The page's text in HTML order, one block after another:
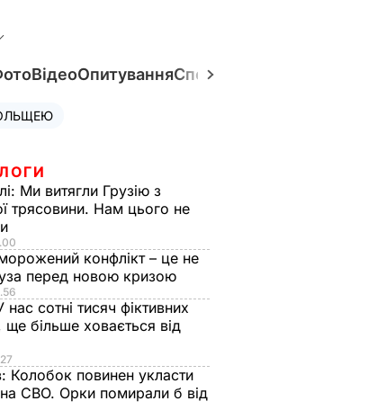
ВідеоОпитуванняСпецпроєкти
Ми витягли Грузію з
трясовини. Нам цього не
конфлікт – це не
перед новою кризою
нас сотні тисяч фіктивних
ще більше ховається від
Колобок повинен укласти
на СВО. Орки помирали б від